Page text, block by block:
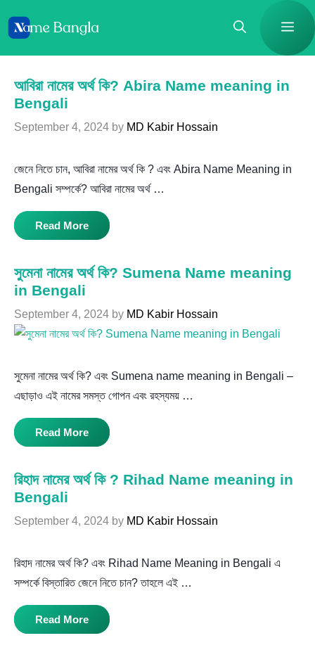
আবিরা নামের অর্থ কি? Abira Name meaning in
Bengali
September 4, 2024 by MD Kabir Hossain
জেনে নিতে চান, আবিরা নামের অর্থ কি ? এবং Abira Name Meaning in
Bengali সম্পর্কে? আবিরা নামের অর্থ …
Read More
সুমেনা নামের অর্থ কি? Sumena Name meaning
in Bengali
September 4, 2024 by MD Kabir Hossain
সুমেনা নামের অর্থ কি? এবং Sumena name meaning in Bengali –
এছাড়াও এই নামের সমস্ত গোপন এবং রহস্যময় …
Read More
রিহাদ নামের অর্থ কি ? Rihad Name meaning in
Bengali
September 4, 2024 by MD Kabir Hossain
রিহাদ নামের অর্থ কি? এবং Rihad Name Meaning in Bengali এ
সম্পর্কে বিস্তারিত জেনে নিতে চান? তাহলে এই …
Read More